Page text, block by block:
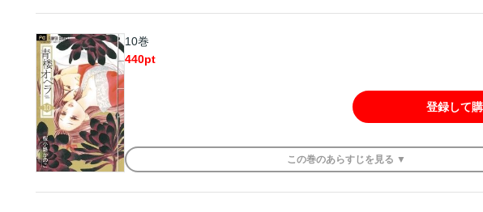
10巻
440pt
登録して
この巻のあらすじを 見る ▼